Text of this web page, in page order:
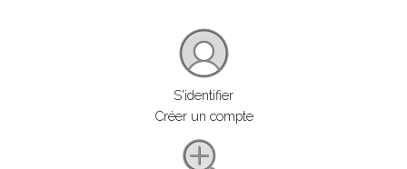
S'identifier
Créer un compte